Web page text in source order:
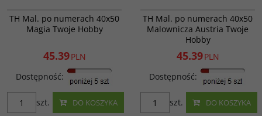
WYPRZEDAŻ
ILOŚĆ KOLORÓW - 26
Kod EAN: 685071197387
TH Mal. po numerach 40x50
Magia Twoje Hobby
45.39PLN
Dostępność:
DO KOSZYKA
szt.
WYPRZEDAŻ
TRUDNOŚCI - 3; ILOŚĆ KOLORÓW -
27
685071052419
Ilość kartonowa: 20 szt.
TH Mal. po numerach 40x50
Malownicza Austria Twoje
Hobby
45.39PLN
Dostępność:
DO KOSZYKA
szt.